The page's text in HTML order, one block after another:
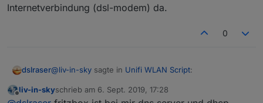
Internetverbindung (dsl-modem) da.
0
dslraser@liv-in-sky sagte in Unifi WLAN Script:
Offline
liv-in-skyschrieb am 6. Sept. 2019, 17:28
zuletzt editiert von